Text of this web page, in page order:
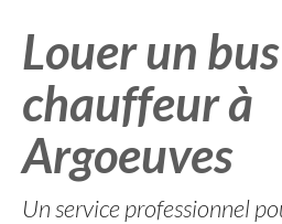
Louer un
chauffeur à
Argoeuves
Un service professionnel